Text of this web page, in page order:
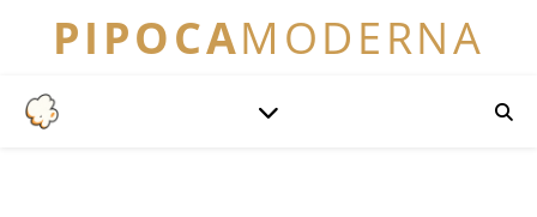
PIPOCAMODERNA